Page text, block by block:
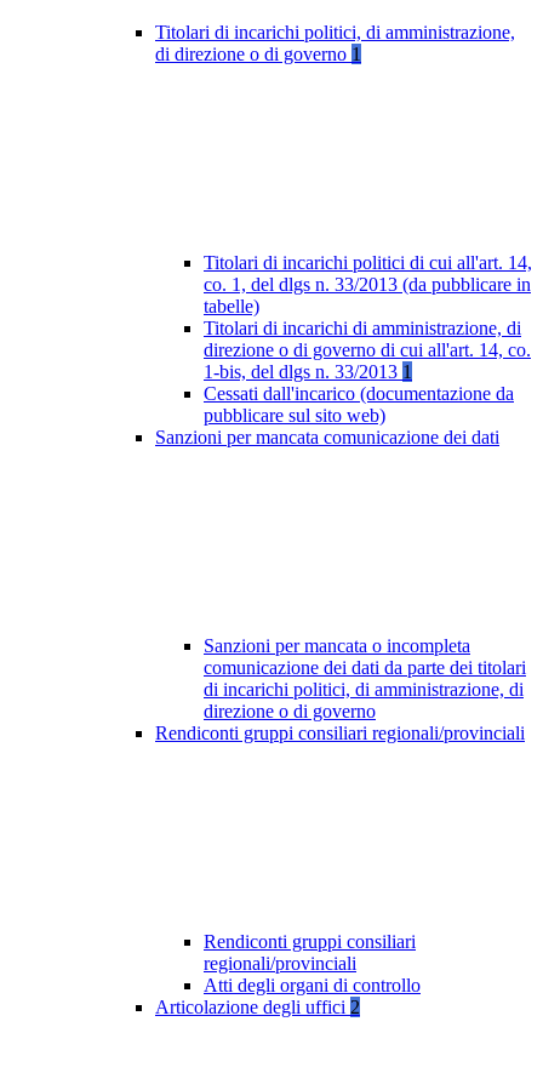
Titolari di incarichi politici, di amministrazione,
di direzione o di governo 1
Titolari di incarichi politici di cui all'art. 14,
co. 1, del dlgs n. 33/2013 (da pubblicare in
tabelle)
Titolari di incarichi di amministrazione, di
direzione o di governo di cui all'art. 14, co.
1-bis, del dlgs n. 33/2013 1
Cessati dall'incarico (documentazione da
pubblicare sul sito web)
Sanzioni per mancata comunicazione dei dati
Sanzioni per mancata o incompleta
comunicazione dei dati da parte dei titolari
di incarichi politici, di amministrazione, di
direzione o di governo
Rendiconti gruppi consiliari regionali/provinciali
Rendiconti gruppi consiliari
regionali/provinciali
Atti degli organi di controllo
Articolazione degli uffici 2